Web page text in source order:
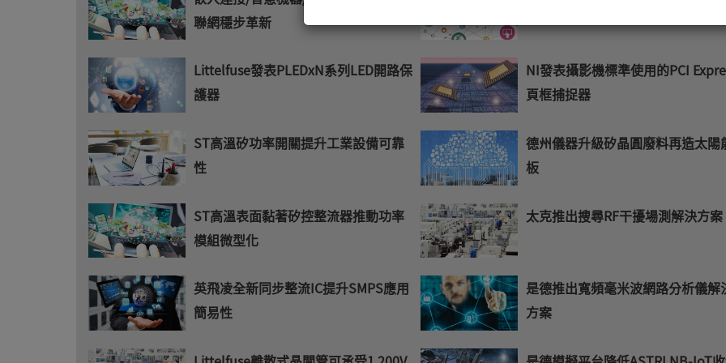
聯網穩步革新
Littelfuse發表PLEDxN系列LED開路保
護器
ST高溫矽功率開關提升工業設備可靠
性
ST高溫表面黏著矽控整流器推動功率
模組微型化
英飛凌全新同步整流IC提升SMPS應用
簡易性
NI發表攝影機標準使用的PCI
頁框捕捉器
德州儀器升級矽晶圓廢料再造太陽
板
太克推出搜尋RF干擾場測解決方案
是德推出寬頻毫米波網路分析儀解
方案
您
E-
mail